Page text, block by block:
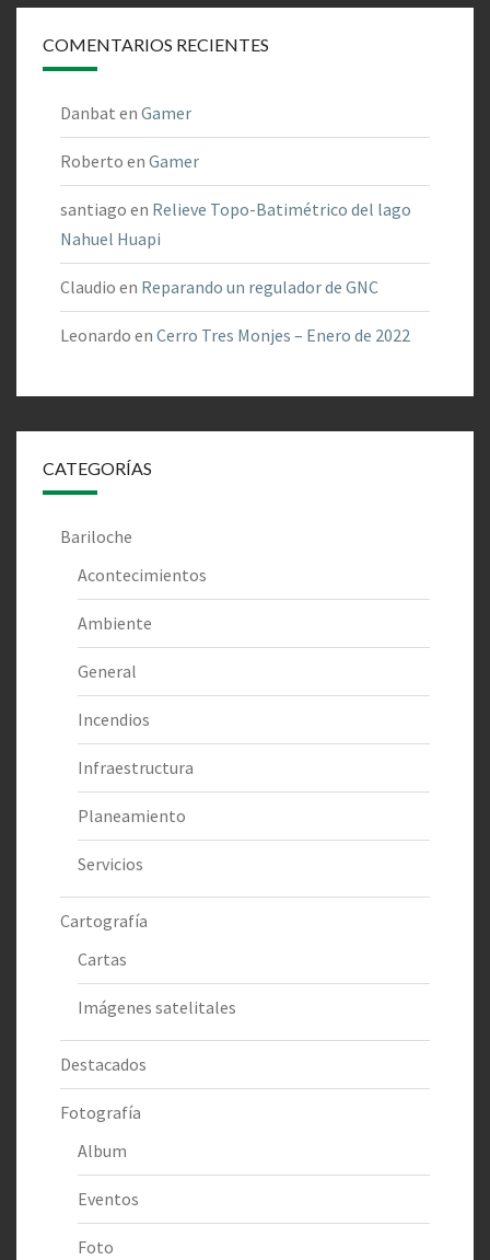
COMENTARIOS RECIENTES
Danbat en Gamer
Roberto en Gamer
santiago en Relieve Topo-Batimétrico del lago
Nahuel Huapi
Claudio en Reparando un regulador de GNC
Leonardo en Cerro Tres Monjes – Enero de 2022
CATEGORÍAS
Bariloche
Acontecimientos
Ambiente
General
Incendios
Infraestructura
Planeamiento
Servicios
Cartografía
Cartas
Imágenes satelitales
Destacados
Fotografía
Album
Eventos
Foto